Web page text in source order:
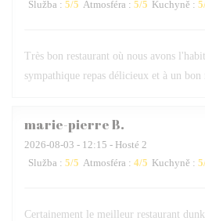
Služba : 5/5 Atmosféra : 5/5 Kuchyně : 5
Très bon restaurant où nous avons
sympathique repas délicieux et à un
marie-pierreB
2026-08-03 - 12:15 - Hosté 2
Služba : 5/5 Atmosféra : 4/5 Kuchyně : 5
Certainement le meilleur restaurant